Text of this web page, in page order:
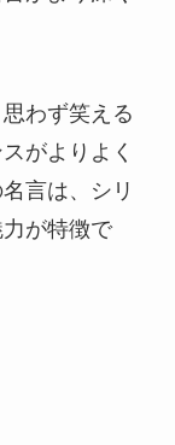
わず笑える
がよりよく
言は、シリ
が特徴で